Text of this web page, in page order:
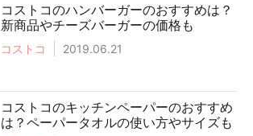
コストコのハンバーガーのおすすめは？
新商品やチーズバーガーの価格も
コストコ 2019.06.21
コストコのキッチンペーパーのおすすめ
は？ペーパータオルの使い方やサイズも